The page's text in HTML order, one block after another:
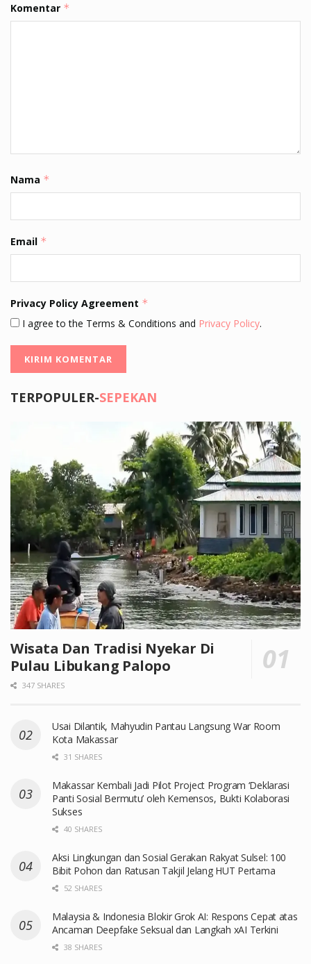
Komentar *
Nama *
Email *
Privacy Policy Agreement *
I agree to the Terms & Conditions and Privacy Policy.
TERPOPULER-SEPEKAN
Wisata Dan Tradisi Nyekar Di
Pulau Libukang Palopo
347 SHARES
Usai Dilantik, Mahyudin Pantau Langsung War Room
Kota Makassar
31 SHARES
Makassar Kembali Jadi Pilot Project Program ‘Deklarasi
Panti Sosial Bermutu’ oleh Kemensos, Bukti Kolaborasi
Sukses
40 SHARES
Aksi Lingkungan dan Sosial Gerakan Rakyat Sulsel: 100
Bibit Pohon dan Ratusan Takjil Jelang HUT Pertama
52 SHARES
Malaysia & Indonesia Blokir Grok AI: Respons Cepat atas
Ancaman Deepfake Seksual dan Langkah xAI Terkini
38 SHARES